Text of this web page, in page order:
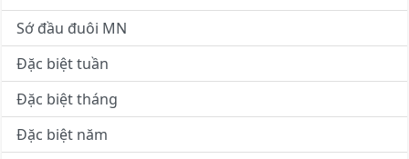
Sớ đầu đuôi MN
Đặc biệt tuần
Đặc biệt tháng
Đặc biệt năm